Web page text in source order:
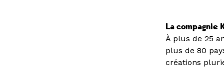
La compagnie
À plus de 25
plus de 80
créations